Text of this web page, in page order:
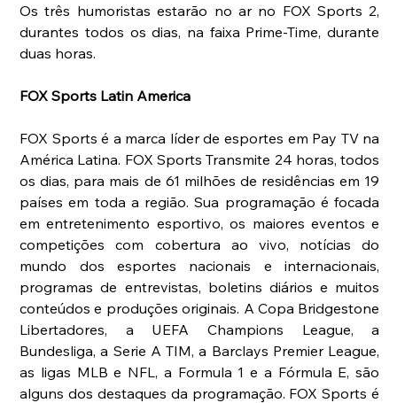
Os três humoristas estarão no ar no FOX Sports 2,
durantes todos os dias, na faixa Prime-Time, durante
duas horas.
FOX Sports Latin America
FOX Sports é a marca líder de esportes em Pay TV na
América Latina. FOX Sports Transmite 24 horas, todos
os dias, para mais de 61 milhões de residências em 19
países em toda a região. Sua programação é focada
em entretenimento esportivo, os maiores eventos e
competições com cobertura ao vivo, notícias do
mundo dos esportes nacionais e internacionais,
programas de entrevistas, boletins diários e muitos
conteúdos e produções originais. A Copa Bridgestone
Libertadores, a UEFA Champions League, a
Bundesliga, a Serie A TIM, a Barclays Premier League,
as ligas MLB e NFL, a Formula 1 e a Fórmula E, são
alguns dos destaques da programação. FOX Sports é